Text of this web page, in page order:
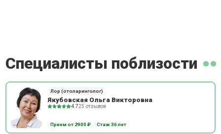
Специалисты поблизости
Лор (отоларинголог)
Якубовская Ольга Викторовна
4.725 отзывов
Прием от 2900 ₽ Стаж 36 лет